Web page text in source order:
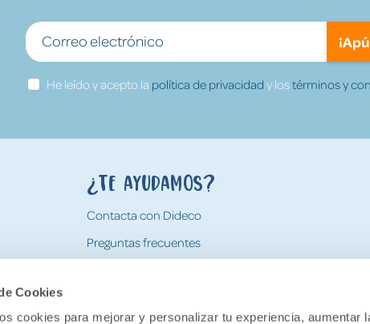
Cookies
cookies para mejorar y personalizar tu experiencia, aumentar
He leído y acepto la política de privacidad y lostérminos y
¿Te ayudamos?
Contacta con Dideco
Preguntas frecuentes